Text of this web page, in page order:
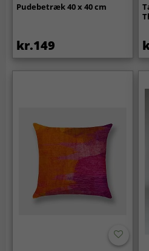
Pudebetræk 40 x 40 cm
kr.149